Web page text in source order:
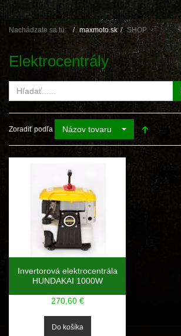
Nachádzate sa tu: maxmoto.sk SHOP
Elektrocentrály
Zoradiť podľa Názov tovaru
Invertorová elektrocentrála
HUNDAKAI 1000W
270,60 €